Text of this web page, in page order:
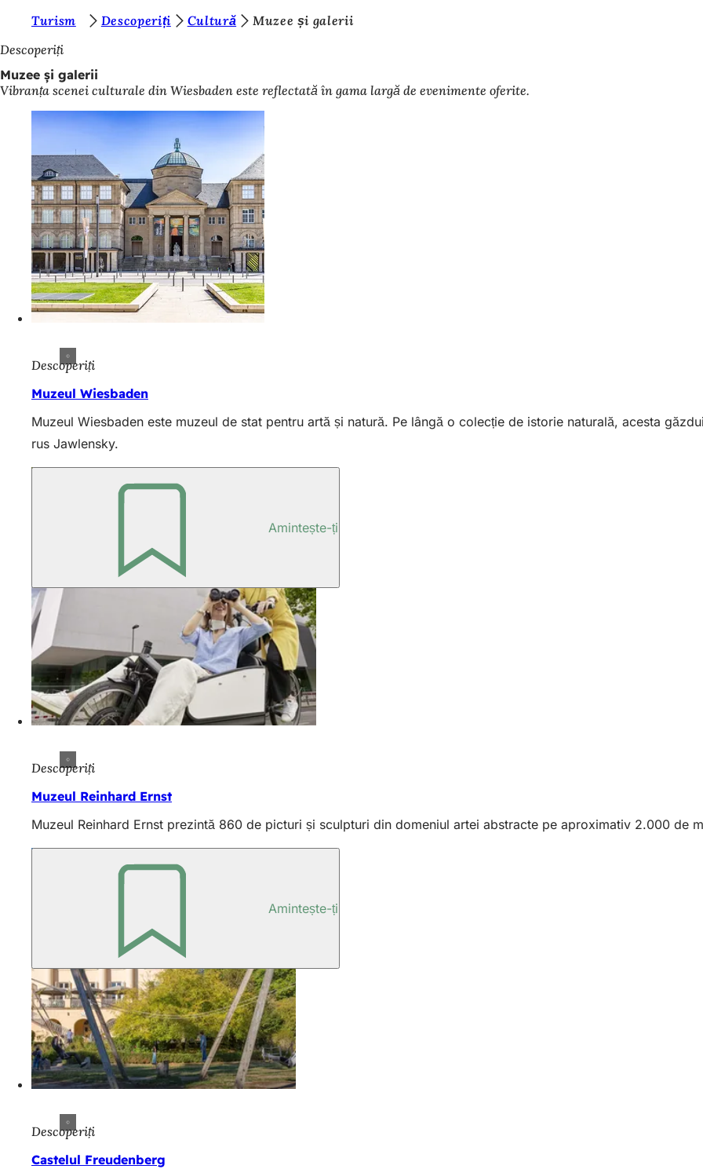
Salt la conținut
u
n
t
Turism Descoperiți Cultură
Muzee și galerii
Descoperiți
Muzee și galerii
Vibranța scenei culturale din Wiesbaden este reflectată în gama largă de evenimente oferite.
Descoperiți
Muzeul Wiesbaden
Muzeul Wiesbaden este muzeul de stat pentru artă și natură. Pe lângă o colecție de istorie naturală, acesta
rus Jawlensky.
Amintește-ți
Descoperiți
Muzeul Reinhard Ernst
Muzeul Reinhard Ernst prezintă 860 de picturi și sculpturi din domeniul artei abstracte pe aproximativ 2.000 de
Amintește-ți
Descoperiți
Castelul Freudenberg